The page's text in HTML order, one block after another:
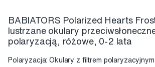
BABIATORS Polarized Hearts
lustrzane okulary
polaryzacją, różowe, 0-2 lata
Polaryzacja: Okulary z filtrem